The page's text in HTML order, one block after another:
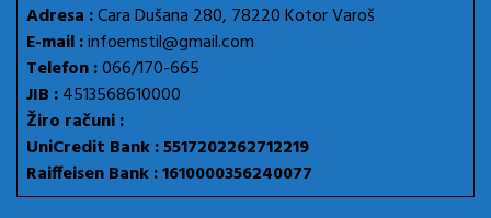
Adresa :Cara Dušana 280, 78220 Kotor Varoš
E-mail :infoemstil@gmail.com
Telefon :066/170-665
JIB :4513568610000
Žiro računi :
UniCredit Bank : 5517202262712219
Raiffeisen Bank : 1610000356240077